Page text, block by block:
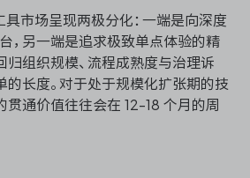
市场呈现两极分化：一端是向深度
，另一端是追求极致单点体验的精
归组织规模、流程成熟度与治理诉
的长度。对于处于规模化扩张期的技
贯通价值往往会在 12-18 个月的周